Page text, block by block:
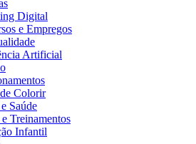
Digital
e Empregos
Artificial
Colorir
Saúde
Treinamentos
Infantil